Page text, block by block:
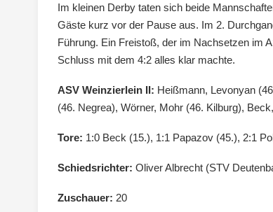
Im kleinen Derby taten sich beide
Gäste kurz vor der Pause aus. Im 2.
Führung. Ein Freistoß, der im Nachsetzen im
Schluss mit dem 4:2 alles klar machte.
ASV Weinzierlein II: Heißmann, Levonyan
(46. Negrea), Wörner, Mohr (46. Kilburg),
Tore: 1:0 Beck (15.), 1:1 Papazov (45.), 2:1
Schiedsrichter: Oliver Albrecht (STV
Zuschauer: 20